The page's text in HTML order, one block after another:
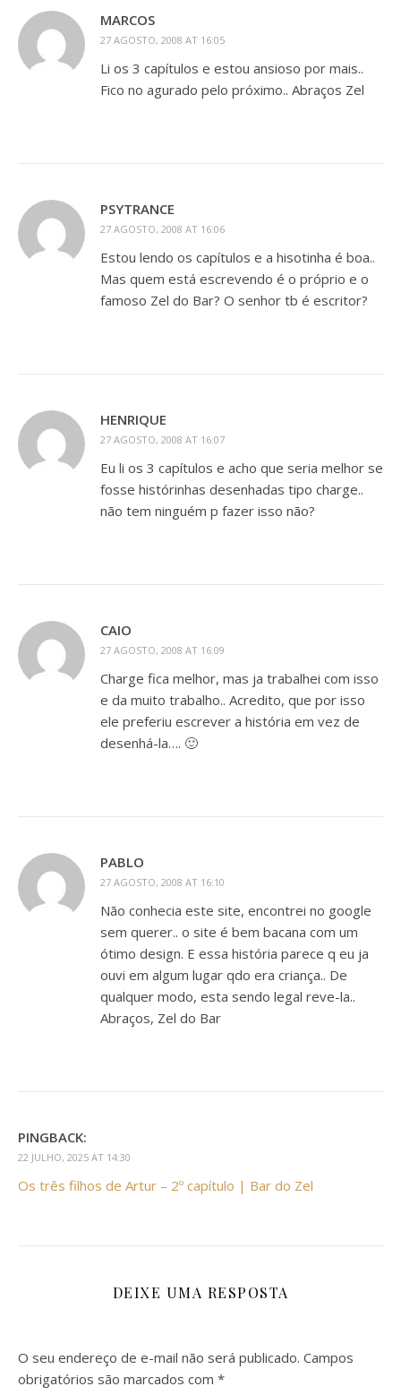
MARCOS
27 AGOSTO, 2008 AT 16:05
Li os 3 capítulos e estou ansioso por mais..
Fico no agurado pelo próximo.. Abraços Zel
PSYTRANCE
27 AGOSTO, 2008 AT 16:06
Estou lendo os capítulos e a hisotinha é boa..
Mas quem está escrevendo é o próprio e o
famoso Zel do Bar? O senhor tb é escritor?
HENRIQUE
27 AGOSTO, 2008 AT 16:07
Eu li os 3 capítulos e acho que seria melhor se
fosse histórinhas desenhadas tipo charge..
não tem ninguém p fazer isso não?
CAIO
27 AGOSTO, 2008 AT 16:09
Charge fica melhor, mas ja trabalhei com isso
e da muito trabalho.. Acredito, que por isso
ele preferiu escrever a história em vez de
desenhá-la…. 🙂
PABLO
27 AGOSTO, 2008 AT 16:10
Não conhecia este site, encontrei no google
sem querer.. o site é bem bacana com um
ótimo design. E essa história parece q eu ja
ouvi em algum lugar qdo era criança.. De
qualquer modo, esta sendo legal reve-la..
Abraços, Zel do Bar
PINGBACK:
22 JULHO, 2025 AT 14:30
Os três filhos de Artur – 2º capítulo | Bar do Zel
DEIXE UMA RESPOSTA
O seu endereço de e-mail não será publicado. Campos
obrigatórios são marcados com *